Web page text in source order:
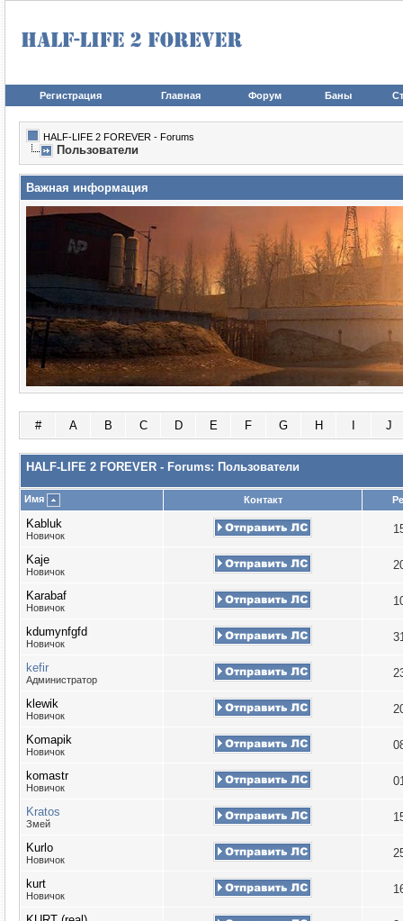
Регистрация Главная Форум Баны
HALF-LIFE 2 FOREVER - Forums
Пользователи
Важная информация
# A B C D E F G H J
HALF-LIFE 2 FOREVER - Forums: Пользователи
Имя Контакт
Kabluk
Новичок
Kaje
Новичок
Karabaf
Новичок
kdumynfgfd
Новичок
kefir
Администратор
klewik
Новичок
Komapik
Новичок
komastr
Новичок
Kratos
Змей
Kurlo
Новичок
kurt
Новичок